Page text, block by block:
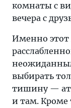
комнаты с
вечера с
Именно этот
выбирать
тишину —
и там. Кроме